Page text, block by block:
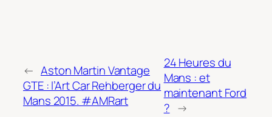
← Aston Martin Vantage
GTE : l’Art Car Rehberger du
Mans 2015. #AMRart
24 Heures du
Mans : et
maintenant Ford
? →